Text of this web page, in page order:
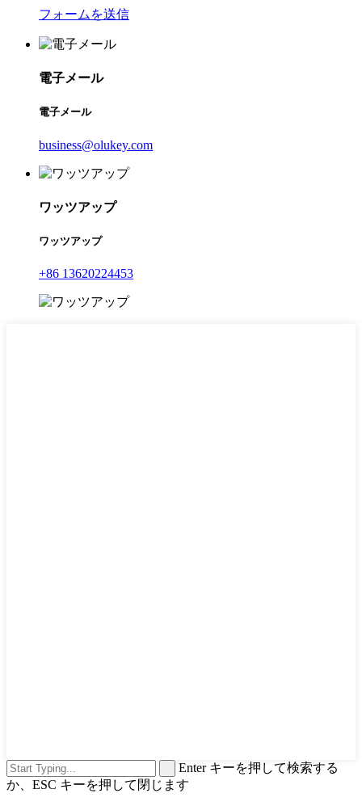
フォームを送信
電子メール
電子メール
business@olukey.com
ワッツアップ
ワッツアップ
+86 13620224453
Enter キーを押して検索する
か、ESC キーを押して閉じます